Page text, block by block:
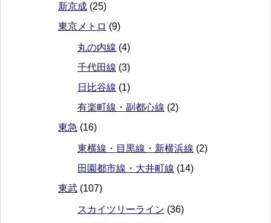
新京成 (25)
東京メトロ (9)
丸の内線 (4)
千代田線 (3)
日比谷線 (1)
有楽町線・副都心線 (2)
東急 (16)
東横線・目黒線・新横浜線 (2)
田園都市線・大井町線 (14)
東武 (107)
スカイツリーライン (36)